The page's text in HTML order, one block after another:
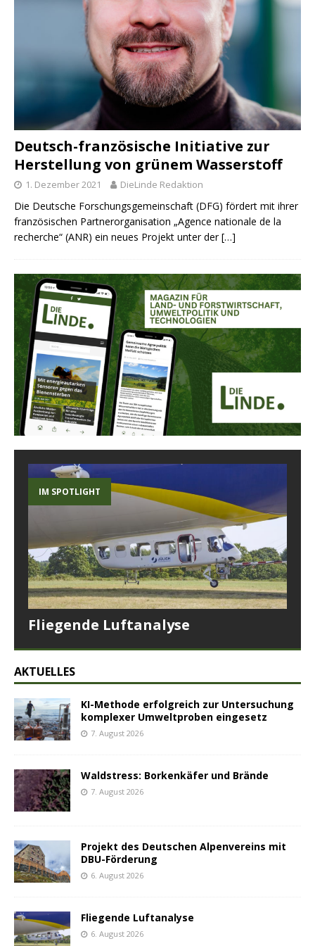
Deutsch-französische Initiative zur
Herstellung von grünem Wasserstoff
1. Dezember 2021 DieLinde Redaktion
Die Deutsche Forschungsgemeinschaft (DFG) fördert mit ihrer
französischen Partnerorganisation „Agence nationale de la
recherche“ (ANR) ein neues Projekt unter der[…]
IM SPOTLIGHT
Fliegende Luftanalyse
AKTUELLES
KI-Methode erfolgreich zur Untersuchung
komplexer Umweltproben eingesetz
7. August 2026
Waldstress: Borkenkäfer und Brände
7. August 2026
Projekt des Deutschen Alpenvereins mit
DBU-Förderung
6. August 2026
Fliegende Luftanalyse
6. August 2026